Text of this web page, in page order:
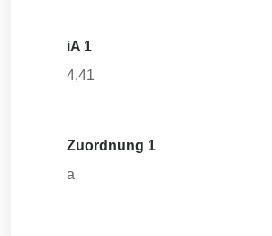
iA 1
4,41
Zuordnung 1
a